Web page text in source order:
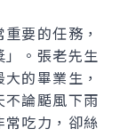
要的任務，
。張老先生
的畢業生，
論颳風下雨
吃力，卻絲